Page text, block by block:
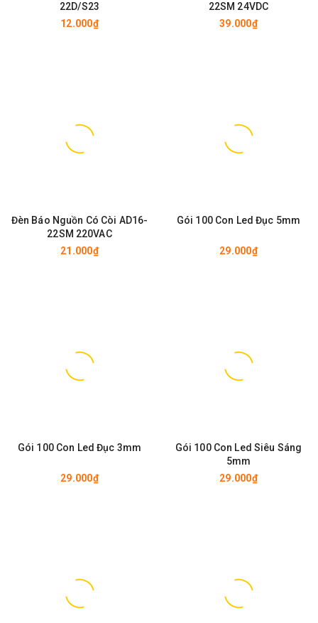
22D/S23
12.000₫
22SM 24VDC
39.000₫
Đèn Báo Nguồn Có Còi AD16-
22SM 220VAC
21.000₫
Gói 100 Con Led Đục 5mm
29.000₫
Gói 100 Con Led Đục 3mm
29.000₫
Gói 100 Con Led Siêu Sáng
5mm
29.000₫